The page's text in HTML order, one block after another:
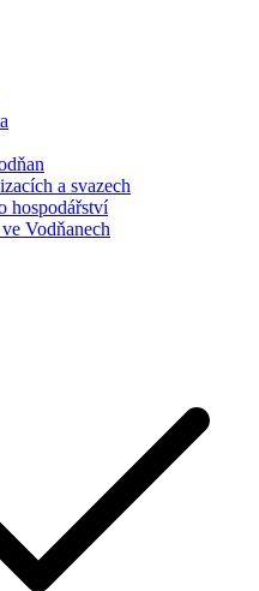
a svazech
hospodářství
Vodňanech